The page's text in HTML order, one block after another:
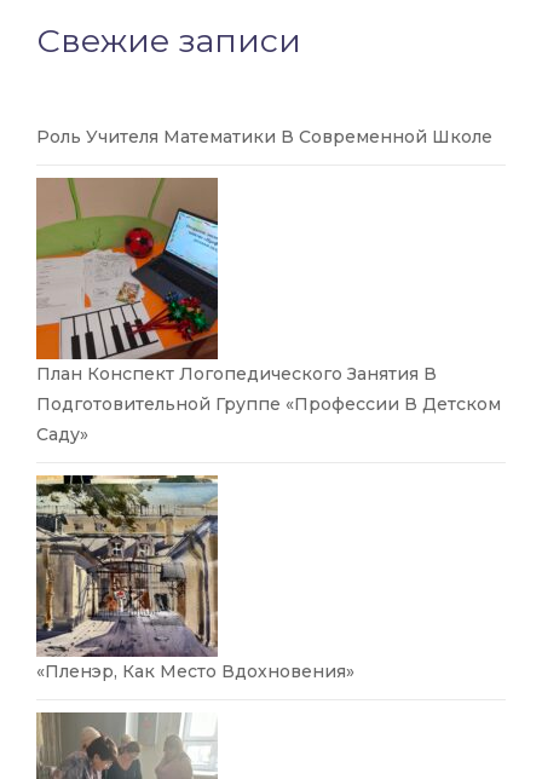
Свежие записи
Роль Учителя Математики В Современной Школе
План Конспект Логопедического Занятия В
Подготовительной Группе «Профессии В Детском
Саду»
«Пленэр, Как Место Вдохновения»